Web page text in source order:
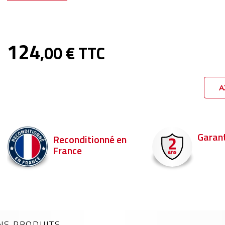
124,00 € TTC
Garantie 2 ans Livraison en
Commandez
pour être livré